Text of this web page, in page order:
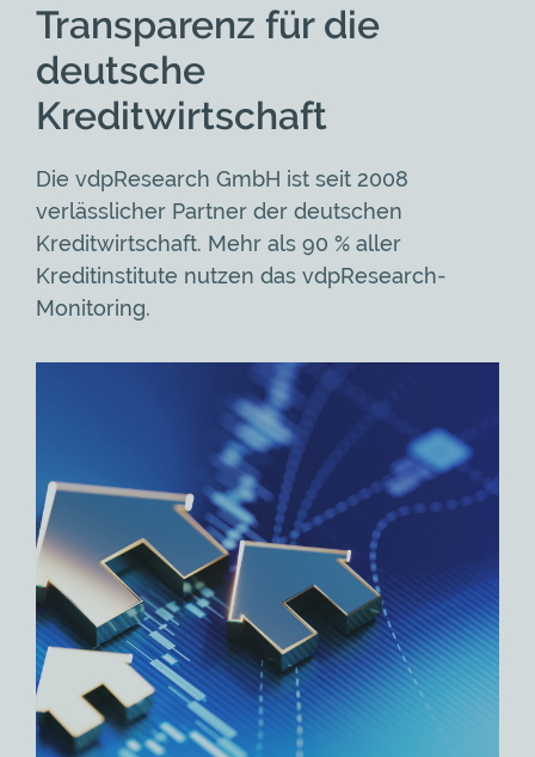
Transparenz für die
deutsche
Kreditwirtschaft
Die vdpResearch GmbH ist seit 2008
verlässlicher Partner der deutschen
Kreditwirtschaft. Mehr als 90 % aller
Kreditinstitute nutzen das vdpResearch-
Monitoring.